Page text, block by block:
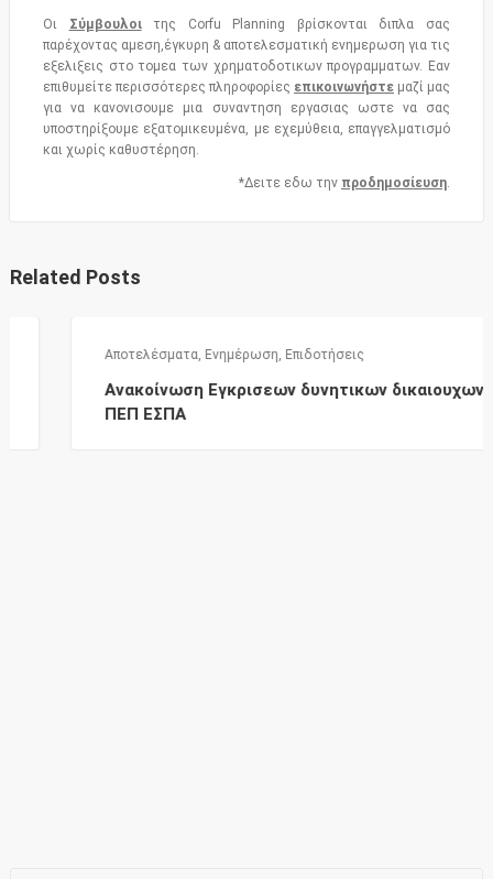
Οι Σύμβουλοιτης Corfu Planning βρίσκονται διπλα σας
παρέχοντας αμεση,έγκυρη & αποτελεσματική ενημερωση για τις
εξελιξεις στο τομεα των χρηματοδοτικων προγραμματων. Εαν
επιθυμείτε περισσότερες πληροφορίες επικοινωνήστε μαζί μας
για να κανονισουμε μια συναντηση εργασιας ωστε να σας
υποστηρίξουμε εξατομικευμένα, με εχεμύθεια, επαγγελματισμό
και χωρίς καθυστέρηση.
*Δειτε εδω την προδημοσίευση.
Related Posts
Αποτελέσματα,Ενημέρωση,Επιδοτήσεις
Ανακοίνωση Εγκρισεων δυνητικων δικαιουχων
ΠΕΠ ΕΣΠΑ